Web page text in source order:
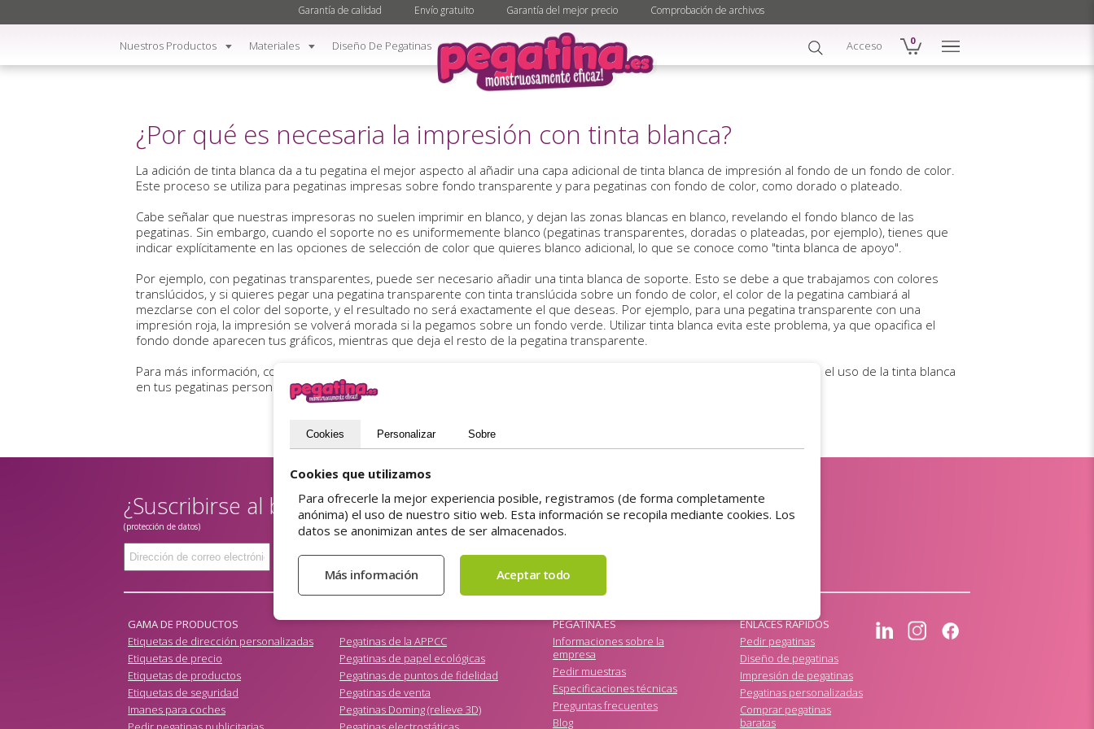
Acceso 0
Nuestros Productos Materiales Diseño De Pegatinas
Garantía de calidad Envío gratuito Garantía del mejor precio Comprobación de archivos
¿Por qué es necesaria la impresión con tinta blanca?
La adición de tinta blanca da a tu pegatina el mejor aspecto al añadir una capa adicional de tinta blanca de impresión al fondo de un fondo de color.
Este proceso se utiliza para pegatinas impresas sobre fondo transparente y para pegatinas con fondo de color, como dorado o plateado.
Cabe señalar que nuestras impresoras no suelen imprimir en blanco, y dejan las zonas blancas en blanco, revelando el fondo blanco de las
pegatinas. Sin embargo, cuando el soporte no es uniformemente blanco (pegatinas transparentes, doradas o plateadas, por ejemplo), tienes que
indicar explícitamente en las opciones de selección de color que quieres blanco adicional, lo que se conoce como "tinta blanca de apoyo".
Por ejemplo, con pegatinas transparentes, puede ser necesario añadir una tinta blanca de soporte. Esto se debe a que trabajamos con colores
translúcidos, y si quieres pegar una pegatina transparente con tinta translúcida sobre un fondo de color, el color de la pegatina cambiará al
mezclarse con el color del soporte, y el resultado no será exactamente el que deseas. Por ejemplo, para una pegatina transparente con una
impresión roja, la impresión se volverá morada si la pegamos sobre un fondo verde. Utilizar tinta blanca evita este problema, ya que opacifica el
fondo donde aparecen tus gráficos, mientras que deja el resto de la pegatina transparente.
Para más información, consulta
, que contienen instrucciones detalladas para guiarte en el uso de la tinta blanca
en tus pegatinas personalizadas.
¿Suscribirse al boletín?
(protección de datos)
Enviar
GAMA DE PRODUCTOS
Etiquetas de dirección personalizadas
Etiquetas de precio
Etiquetas de productos
Etiquetas de seguridad
Imanes para coches
Pegatinas de la APPCC
Pegatinas de papel ecológicas
Pegatinas de puntos de fidelidad
Pegatinas de venta
Pegatinas Doming (relieve 3D)
PEGATINA.ES
Informaciones sobre la
empresa
Pedir muestras
Especificaciones técnicas
Preguntas frecuentes
Blog
ENLACES RÁPIDOS
Pedir pegatinas
Diseño de pegatinas
Impresión de pegatinas
Pegatinas personalizadas
Comprar pegatinas
baratas
Cookies Personalizar Sobre
Cookies que utilizamos
Para ofrecerle la mejor experiencia posible, registramos (de forma completamente
anónima) el uso de nuestro sitio web. Esta información se recopila mediante cookies. Los
datos se anonimizan antes de ser almacenados.